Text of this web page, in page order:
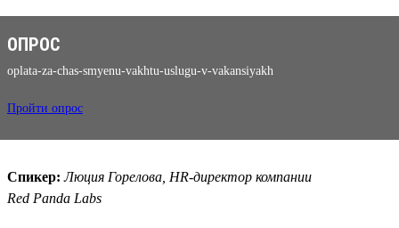
ОПРОС
oplata-za-chas-smyenu-vakhtu-uslugu-v-vakansiyakh
Пройти опрос
Спикер: Люция Горелова, HR-директор компании
Red Panda Labs